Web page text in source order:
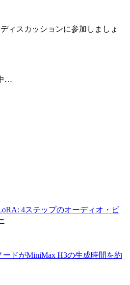
ィスカッションに参加しましょ
…
4ステップのオーディオ・ビ
ードがMiniMax H3の生成時間を約